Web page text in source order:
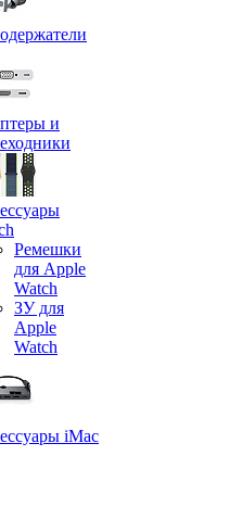
и
Ремешки
для Apple
Watch
ЗУ для
Apple
Watch
iMac